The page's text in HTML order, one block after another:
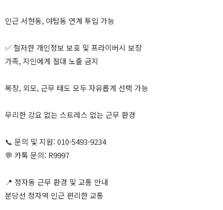
인근 서현동, 야탑동 연계 투입 가능
✅ 철저한 개인정보 보호 및 프라이버시 보장
가족, 지인에게 절대 노출 금지
복장, 외모, 근무 태도 모두 자유롭게 선택 가능
무리한 강요 없는 스트레스 없는 근무 환경
📞 문의 및 지원: 010-5493-9234
💬 카톡 문의: R9997
📍 정자동 근무 환경 및 교통 안내
분당선 정자역 인근 편리한 교통